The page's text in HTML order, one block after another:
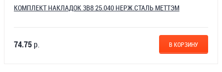
КОМПЛЕКТ НАКЛАДОК 3В8 25.040 НЕРЖ.СТАЛЬ МЕТТЭМ
74.75 р. В КОРЗИНУ